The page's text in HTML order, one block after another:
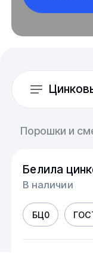
Порошки и
Белила
В наличии
БЦ0